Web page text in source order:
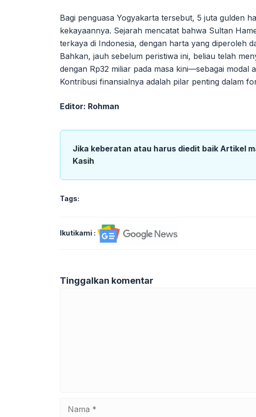
Bagi penguasa Yogyakarta tersebut, 5 juta gulden
kekayaannya. Sejarah mencatat bahwa Sultan
terkaya di Indonesia, dengan harta yang diperoleh
Bahkan, jauh sebelum peristiwa ini, beliau telah
dengan Rp32 miliar pada masa kini—sebagai modal
Kontribusi finansialnya adalah pilar penting dalam
Editor: Rohman
Jika keberatan atau harus diedit baik Artikel
Kasih
Tags:
Ikutikami :
Tinggalkan komentar